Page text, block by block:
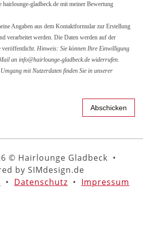
hairlounge-gladbeck.de mit meiner Bewertung
Angaben aus dem Kontaktformular zur Erstellung
verarbeitet werden. Die Daten werden auf der
veröffentlicht. Hinweis: Sie können Ihre Einwilligung
an info@hairlounge-gladbeck.de widerrufen.
mit Nutzerdaten finden Sie in unserer
© Hairlounge Gladbeck •
by SIMdesign.de
• Datenschutz • Impressum